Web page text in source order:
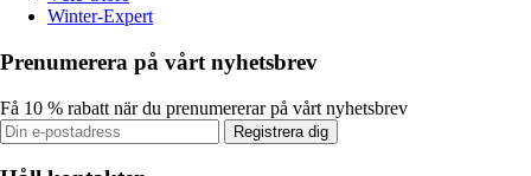
Winter-Expert
Prenumerera på vårt nyhetsbrev
Få 10 % rabatt när du prenumererar på vårt nyhetsbrev
Registrera dig